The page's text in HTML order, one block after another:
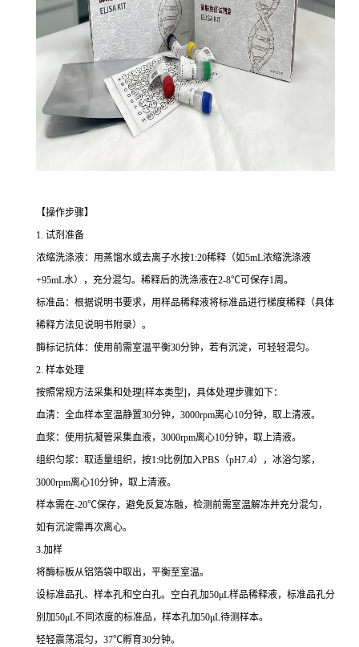
【操作步骤】
1. 试剂准备
浓缩洗涤液：用蒸馏水或去离子水按1:20稀释（如5mL浓缩洗涤液
+95mL水），充分混匀。稀释后的洗涤液在2-8℃可保存1周。
标准品：根据说明书要求，用样品稀释液将标准品进行梯度稀释（具体
稀释方法见说明书附录）。
酶标记抗体：使用前需室温平衡30分钟，若有沉淀，可轻轻混匀。
2. 样本处理
按照常规方法采集和处理[样本类型]，具体处理步骤如下：
血清：全血样本室温静置30分钟，3000rpm离心10分钟，取上清液。
血浆：使用抗凝管采集血液，3000rpm离心10分钟，取上清液。
组织匀浆：取适量组织，按1:9比例加入PBS（pH7.4），冰浴匀浆，
3000rpm离心10分钟，取上清液。
样本需在-20℃保存，避免反复冻融，检测前需室温解冻并充分混匀，
如有沉淀需再次离心。
3.加样
将酶标板从铝箔袋中取出，平衡至室温。
设标准品孔、样本孔和空白孔。空白孔加50μL样品稀释液，标准品孔分
别加50μL不同浓度的标准品，样本孔加50μL待测样本。
轻轻震荡混匀，37℃孵育30分钟。